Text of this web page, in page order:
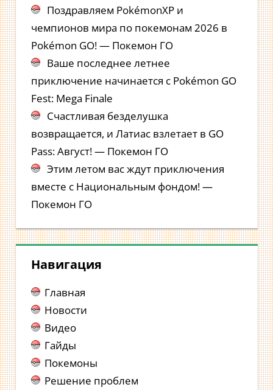
Поздравляем PokémonXP и
чемпионов мира по покемонам 2026 в
Pokémon GO! — Покемон ГО
Ваше последнее летнее
приключение начинается с Pokémon GO
Fest: Mega Finale
Счастливая безделушка
возвращается, и Латиас взлетает в GO
Pass: Август! — Покемон ГО
Этим летом вас ждут приключения
вместе с Национальным фондом! —
Покемон ГО
Навигация
Главная
Новости
Видео
Гайды
Покемоны
Решение проблем